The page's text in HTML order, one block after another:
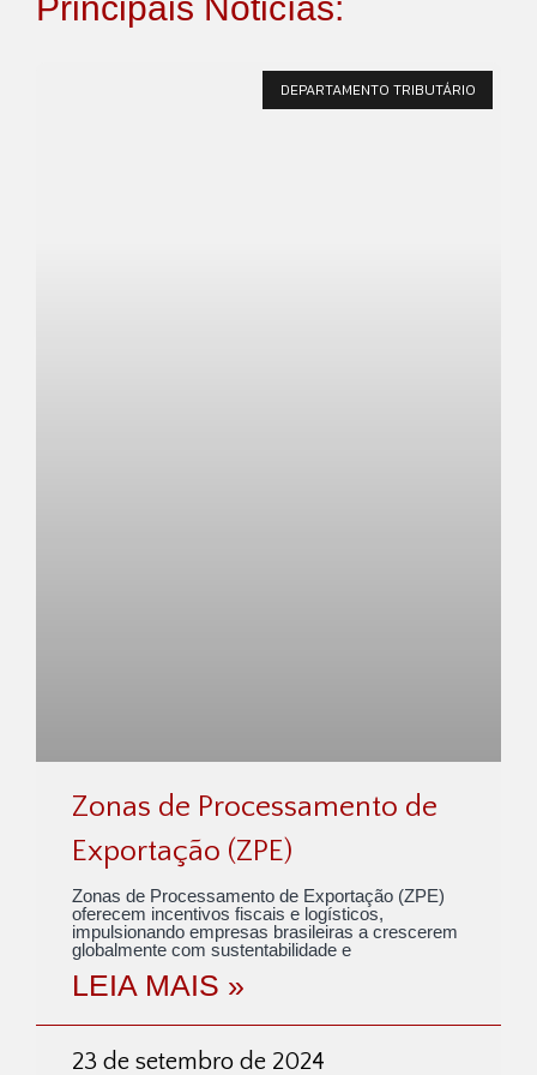
DEPARTAMENTO TRIBUTÁRIO
Zonas de Processamento de
Exportação (ZPE)
Zonas de Processamento de Exportação (ZPE)
oferecem incentivos fiscais e logísticos,
impulsionando empresas brasileiras a crescerem
globalmente com sustentabilidade e
LEIA MAIS »
23 de setembro de 2024